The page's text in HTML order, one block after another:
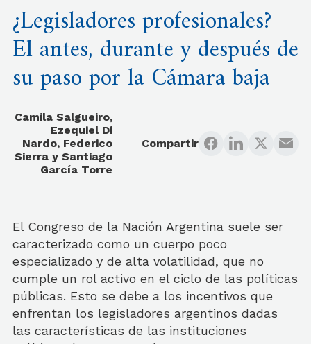
¿Legisladores profesionales?
El antes, durante y después de
su paso por la Cámara baja
Camila Salgueiro,
Ezequiel Di
Nardo, Federico
Sierra y Santiago
García Torre
Compartir
El Congreso de la Nación Argentina suele ser
caracterizado como un cuerpo poco
especializado y de alta volatilidad, que no
cumple un rol activo en el ciclo de las políticas
públicas. Esto se debe a los incentivos que
enfrentan los legisladores argentinos dadas
las características de las instituciones